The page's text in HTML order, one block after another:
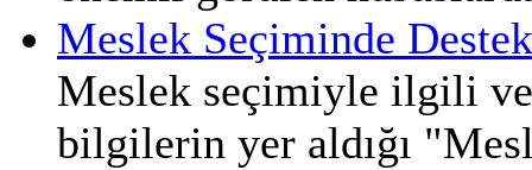
Meslek Seçiminde
Meslek seçimiyle ilgili
bilgilerin yer aldığı